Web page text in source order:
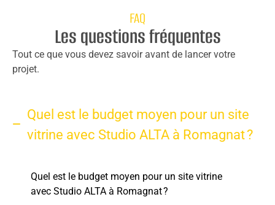
FAQ
Les questions fréquentes
Tout ce que vous devez savoir avant de lancer votre
projet.
Quel est le budget moyen pour un site
vitrine avec Studio ALTA à Romagnat ?
Quel est le budget moyen pour un site vitrine
avec Studio ALTA à Romagnat ?